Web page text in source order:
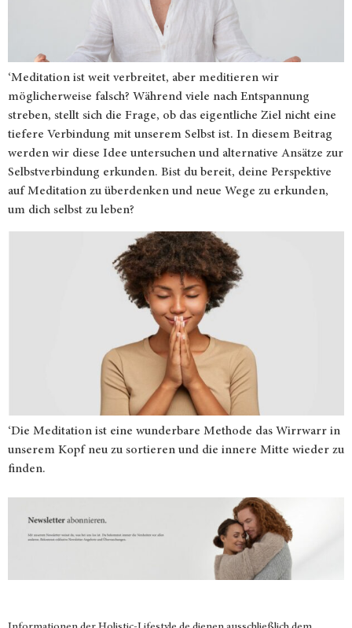
‘Meditation ist weit verbreitet, aber meditieren wir
möglicherweise falsch? Während viele nach Entspannung
streben, stellt sich die Frage, ob das eigentliche Ziel nicht eine
tiefere Verbindung mit unserem Selbst ist. In diesem Beitrag
werden wir diese Idee untersuchen und alternative Ansätze zur
Selbstverbindung erkunden. Bist du bereit, deine Perspektive
auf Meditation zu überdenken und neue Wege zu erkunden,
um dich selbst zu leben?
‘Die Meditation ist eine wunderbare Methode das Wirrwarr in
unserem Kopf neu zu sortieren und die innere Mitte wieder zu
finden.